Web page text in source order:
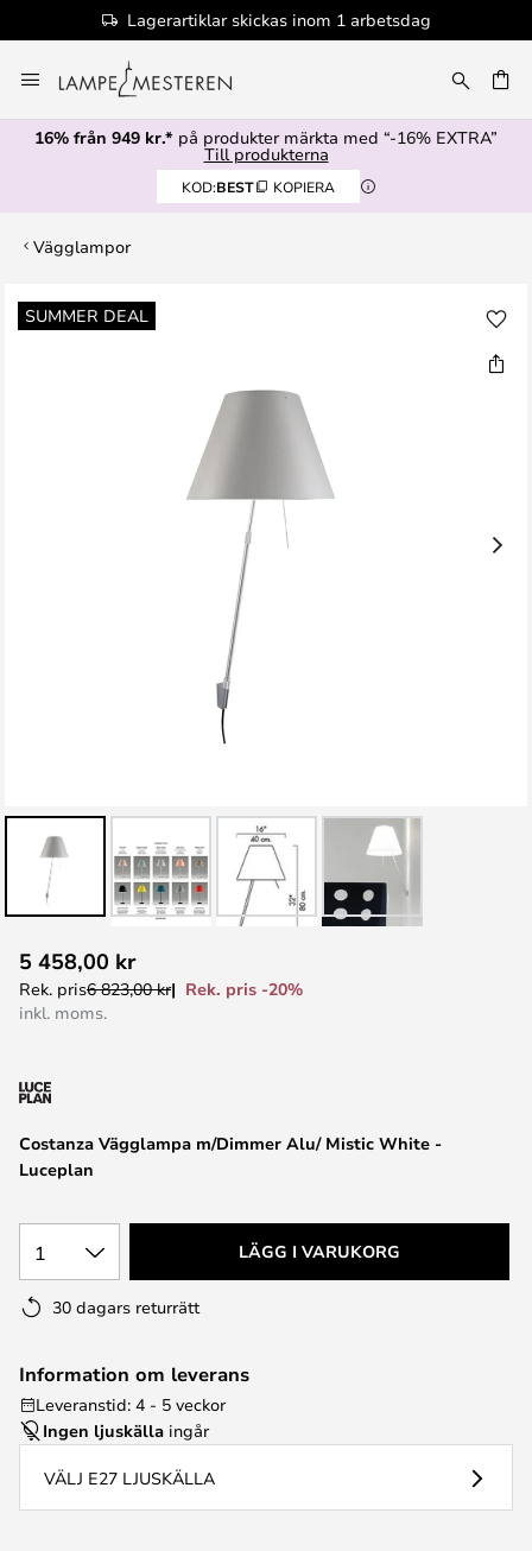
Lagerartiklar skickas inom 1 arbetsdag
till
innehållet
16% från 949 kr.* på produkter märkta med “-16% EXTRA”
Till produkterna
KOD:BEST KOPIERA
Vägglampor
SUMMER DEAL
Hoppa
till
till
början
Costanza Vägglampa m/Dimmer Alu/ Mistic White -
Luceplan
5 458,00 kr
Rek. pris6 823,00 kr
Rek. pris -20%
inkl. moms.
1 LÄGG I VARUKORG
30 dagars returrätt
Information om leverans
Leveranstid: 4 - 5 veckor
Ingen ljuskälla ingår
VÄLJ E27 LJUSKÄLLA